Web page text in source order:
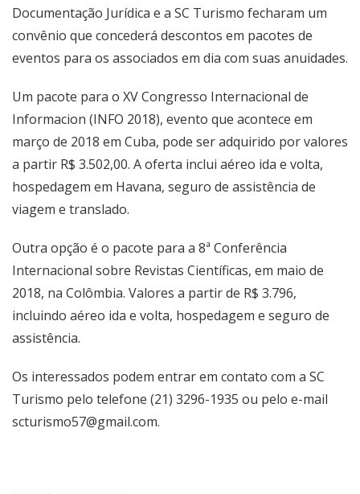
Documentação Jurídica e a SC Turismo fecharam um
convênio que concederá descontos em pacotes de
eventos para os associados em dia com suas anuidades.
Um pacote para o XV Congresso Internacional de
Informacion (INFO 2018), evento que acontece em
março de 2018 em Cuba, pode ser adquirido por valores
a partir R$ 3.502,00. A oferta inclui aéreo ida e volta,
hospedagem em Havana, seguro de assistência de
viagem e translado.
Outra opção é o pacote para a 8ª Conferência
Internacional sobre Revistas Científicas, em maio de
2018, na Colômbia. Valores a partir de R$ 3.796,
incluindo aéreo ida e volta, hospedagem e seguro de
assistência.
Os interessados podem entrar em contato com a SC
Turismo pelo telefone (21) 3296-1935 ou pelo e-mail
scturismo57@gmail.com.